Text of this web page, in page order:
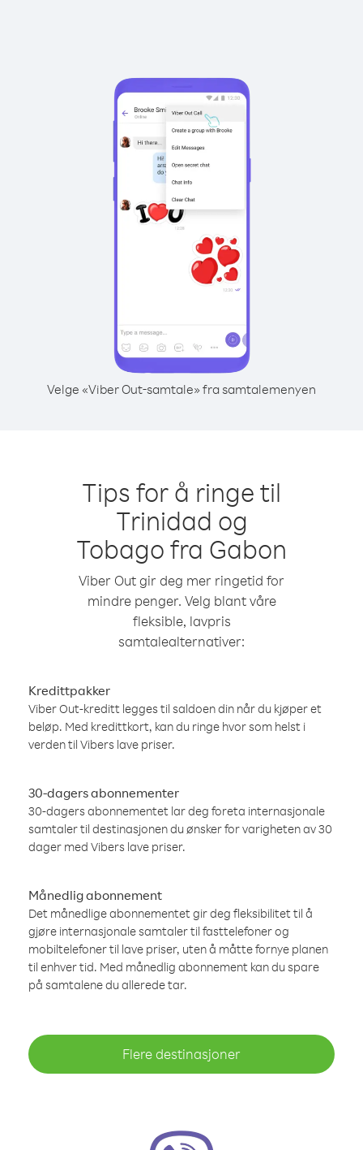
Velge «Viber Out-samtale» fra samtalemenyen
Tips for å ringe til
Trinidad og
Tobago fra Gabon
Viber Out gir deg mer ringetid for
mindre penger. Velg blant våre
fleksible, lavpris
samtalealternativer:
Kredittpakker
Viber Out-kreditt legges til saldoen din når du kjøper et
beløp. Med kredittkort, kan du ringe hvor som helst i
verden til Vibers lave priser.
30-dagers abonnementer
30-dagers abonnementet lar deg foreta internasjonale
samtaler til destinasjonen du ønsker for varigheten av 30
dager med Vibers lave priser.
Månedlig abonnement
Det månedlige abonnementet gir deg fleksibilitet til å
gjøre internasjonale samtaler til fasttelefoner og
mobiltelefoner til lave priser, uten å måtte fornye planen
til enhver tid. Med månedlig abonnement kan du spare
på samtalene du allerede tar.
Flere destinasjoner